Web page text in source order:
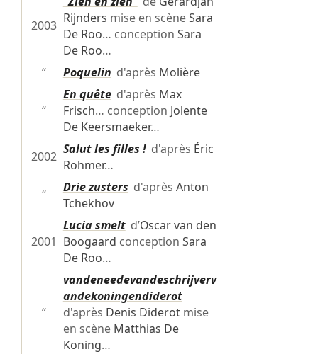
2003 Rijnders mise en scèneSara
De Roo… conception Sara
De Roo…
“
Poquelin d'après Molière
“
En quêted'après Max
Frisch… conception Jolente
De Keersmaeker…
2002 Salut les filles !d'après Éric
Rohmer…
“
Drie zusters d'après Anton
Tchekhov
2001
Lucia smeltd’Oscar van den
Boogaard conception Sara
De Roo…
“
vandeneedevandeschrijverv
andekoningendiderot
d'après Denis Diderotmise
en scène Matthias De
Koning…